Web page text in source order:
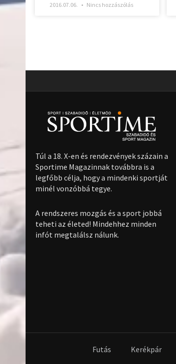
2016.07.06. Nincs hozzászólás
Túl a 18. X-en és rendezvények százain a
Sportime Magazinnak továbbra is a
legfőbb célja, hogy a mindenki sportját
minél vonzóbbá tegye.
A rendszeres mozgás és a sport jobbá
teheti az életed! Mindehhez minden
infót megtalálsz nálunk.
Futás Kerékpár